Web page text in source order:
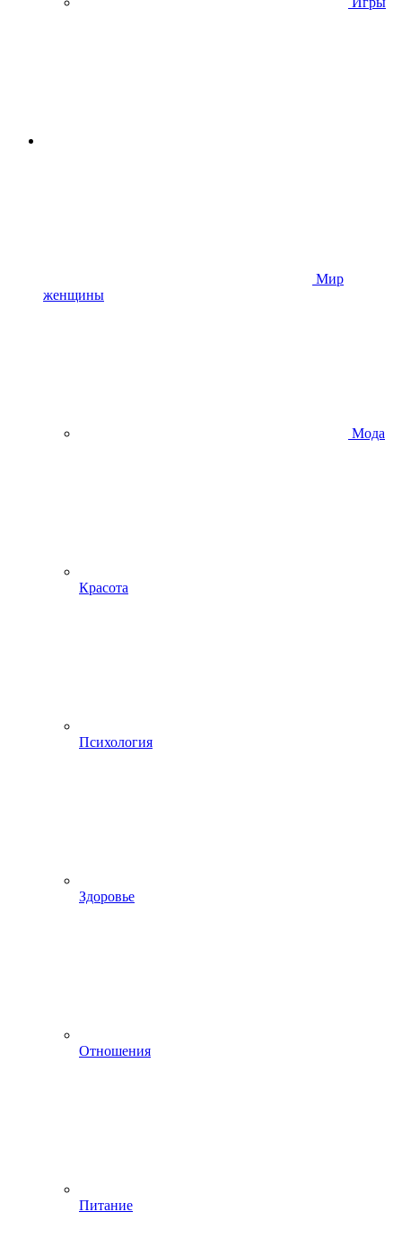
Мир
женщины
Мода
Красота
Психология
Здоровье
Отношения
Питание